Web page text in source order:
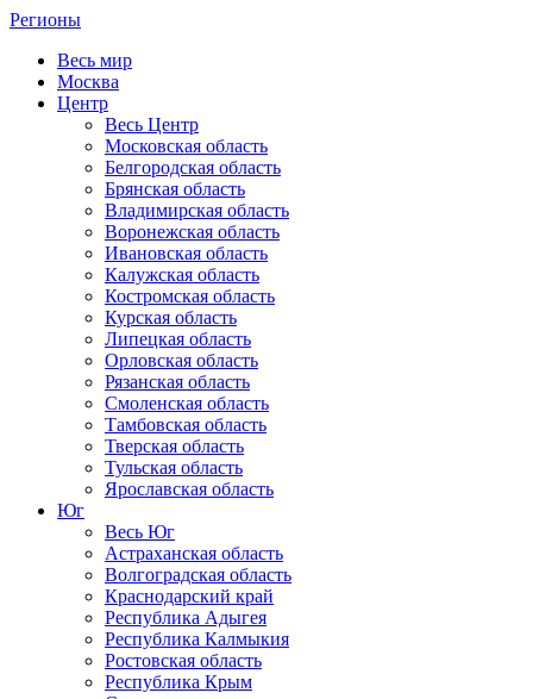
Регионы
Весь мир
Москва
Центр
Весь Центр
Московская область
Белгородская область
Брянская область
Владимирская область
Воронежская область
Ивановская область
Калужская область
Костромская область
Курская область
Липецкая область
Орловская область
Рязанская область
Смоленская область
Тамбовская область
Тверская область
Тульская область
Ярославская область
Юг
Весь Юг
Астраханская область
Волгоградская область
Краснодарский край
Республика Адыгея
Республика Калмыкия
Ростовская область
Республика Крым